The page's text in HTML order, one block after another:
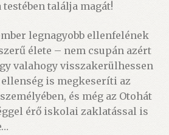
találja magát!
legnagyobb ellenfelének
élete – nem csupán azért
valahogy visszakerülhessen
ellenség is megkeseríti az
és még az Otohát
érő iskolai zaklatással is